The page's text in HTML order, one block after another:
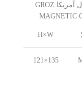
گروز جنرال آمریکا GROZ
MAGNETIC
H×W
135×121